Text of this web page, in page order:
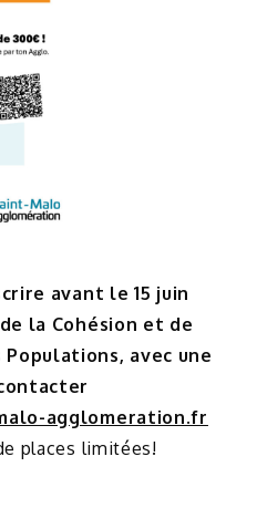
avant le 15 juin
la Cohésion et de
Populations, avec une
agglomeration.fr
places limitées!